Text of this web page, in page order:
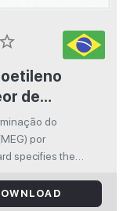
star_border
de
em
do
por
specifies the